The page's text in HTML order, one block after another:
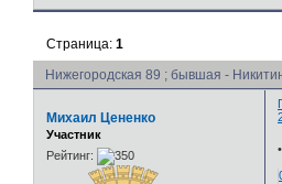
Нижегородская 89 ; бывшая -
Страница:1
Михаил Цененко
Участник
Рейтинг:
•